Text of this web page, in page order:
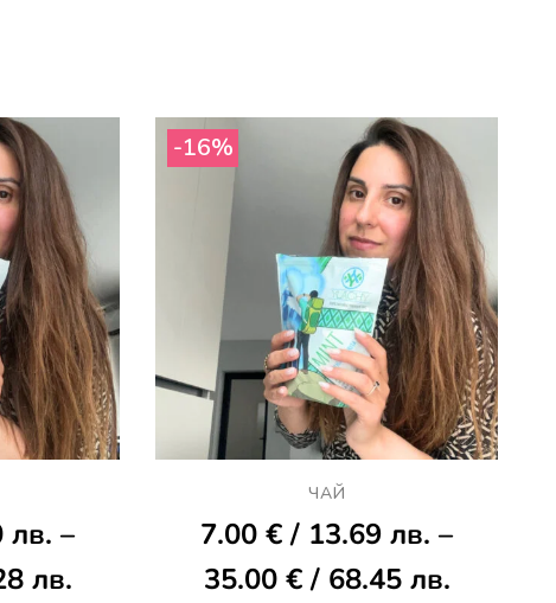
лв.–
лв.Price
-16%
ЧАЙ
7.00€/ 13.69 лв.–
35.00 €/ 68.45 лв.Price